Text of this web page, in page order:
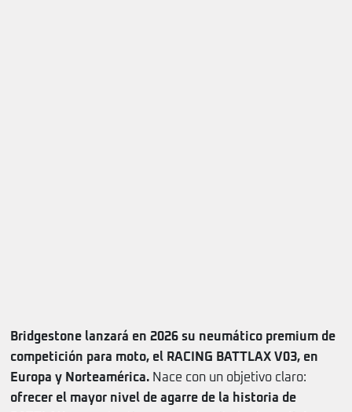
Bridgestone lanzará en 2026 su neumático premium de
competición para moto, el RACING BATTLAX V03, en
Europa y Norteamérica. Nace con un objetivo claro:
ofrecer el mayor nivel de agarre de la historia de